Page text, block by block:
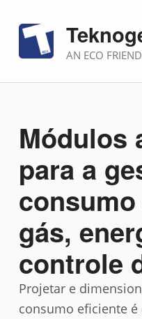
AN ECO
Módulos
para a
gás,
controle
Projetar e
consumo eficiente